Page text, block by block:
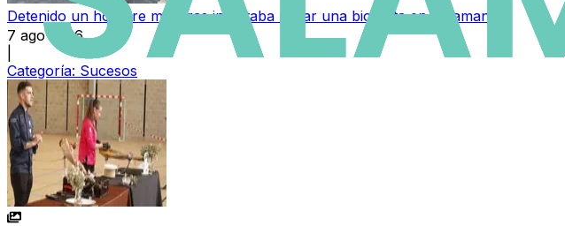
Detenido un hombre mientras intentaba robar una bicicleta en Salamanca
7 ago 2026
Categoría: Sucesos